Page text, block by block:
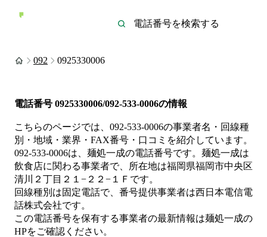
092 0925330006
電話番号 0925330006/092-533-0006の情報
こちらのページでは、 092-533-0006の事業者名・回線種
別・地域・業界・FAX番号・口コミを紹介しています。
092-533-0006は、 麺処一成の電話番号です。 麺処一成は
飲食店に関わる事業者で、所在地は福岡県福岡市中央区
清川２丁目２１−２２−１Ｆ です。
回線種別は固定電話で、番号提供事業者は西日本電信電
話株式会社です。
この電話番号を保有する事業者の最新情報は麺処一成の
HPをご確認ください。